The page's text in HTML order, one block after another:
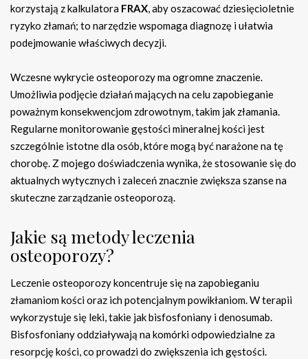
korzystają z kalkulatora FRAX, aby oszacować dziesięcioletnie
ryzyko złamań; to narzędzie wspomaga diagnozę i ułatwia
podejmowanie właściwych decyzji.
Wczesne wykrycie osteoporozy ma ogromne znaczenie.
Umożliwia podjęcie działań mających na celu zapobieganie
poważnym konsekwencjom zdrowotnym, takim jak złamania.
Regularne monitorowanie gęstości mineralnej kości jest
szczególnie istotne dla osób, które mogą być narażone na tę
chorobę. Z mojego doświadczenia wynika, że stosowanie się do
aktualnych wytycznych i zaleceń znacznie zwiększa szanse na
skuteczne zarządzanie osteoporozą.
Jakie są metody leczenia
osteoporozy?
Leczenie osteoporozy koncentruje się na zapobieganiu
złamaniom kości oraz ich potencjalnym powikłaniom. W terapii
wykorzystuje się leki, takie jak bisfosfoniany i denosumab.
Bisfosfoniany oddziaływają na komórki odpowiedzialne za
resorpcję kości, co prowadzi do zwiększenia ich gęstości.